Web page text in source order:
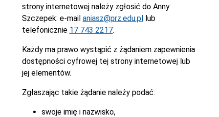
strony internetowej należy zgłosić do Anny
Szczepek: e-mail aniasz@prz.edu.pllub
telefonicznie 17 743 2217.
Każdy ma prawo wystąpić z żądaniem zapewnienia
dostępności cyfrowej tej strony internetowej lub
jej elementów.
Zgłaszając takie żądanie należy podać:
swoje imię i nazwisko,